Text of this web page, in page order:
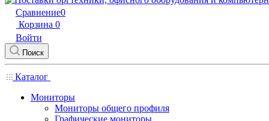
Сравнение0
Корзина 0
Войти
Поиск
Каталог
Мониторы
Мониторы общего профиля
Графические мониторы